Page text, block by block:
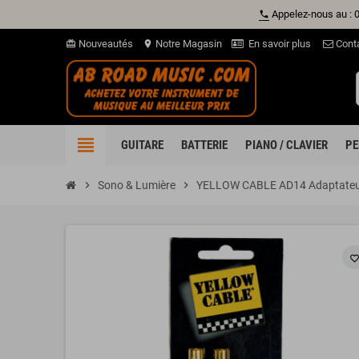
phone Appelez-nous au :
card_giftcard Nouveautés location_on Notre Magasin En savoir plus
view_headline GUITARE BATTERIE PIANO / CLAVIER
chevron_right Sono & Lumière chevron_right YELLOW CABLE AD14
favorite_border